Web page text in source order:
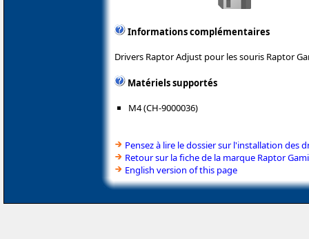
Informations complémentaires
Drivers Raptor Adjust pour les souris Raptor
Matériels supportés
M4 (CH-9000036)
Pensez à lire le dossier sur l'installation des
Retour sur la fiche de la marque Raptor
English version of this page